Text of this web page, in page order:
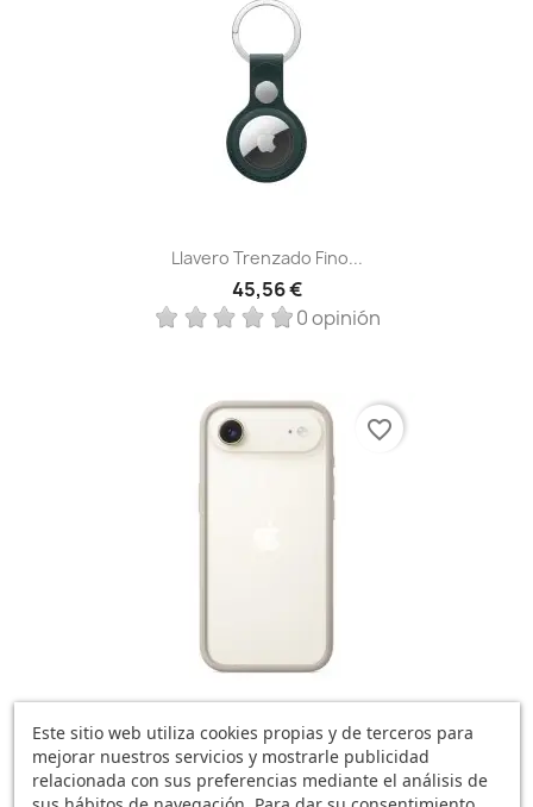
Llavero Trenzado Fino...
45,56 €
0 opinión
Funda Bumper IPhone Air Canela
41,86 €
0 opinión
favorite_border
Este sitio web utiliza cookies propias y de terceros para
mejorar nuestros servicios y mostrarle publicidad
relacionada con sus preferencias mediante el análisis de